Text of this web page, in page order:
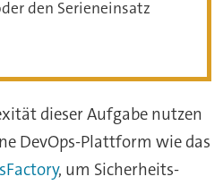
den Serieneinsatz
dieser Aufgabe nutzen
DevOps-Plattform wie das
, um Sicherheits-